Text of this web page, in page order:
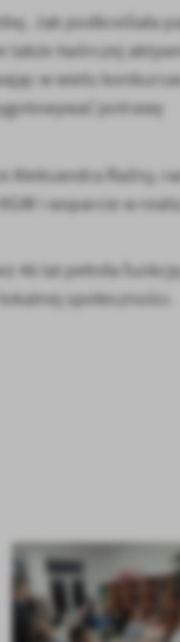
lub zaakceptować je
ustawień.
Jak podkreślała
także twórczej
w wielu
potrawy
Aleksandra Raźny,
i wsparcie w
46 lat pełniła funkcję
społeczności.